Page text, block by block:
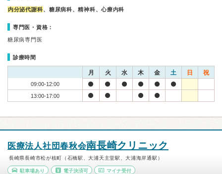
内分泌代謝科、糖尿病科、精神科、心療内科
専門医・資格：
糖尿病専門医
診療時間
月 火 水 木 金 土 日 祝
09:00-12:00
13:00-17:00
医療法人社団春秋会南長崎クリニック
長崎県長崎市松が枝町（石橋駅、大浦天主堂駅、大浦海岸通駅）
駐車場あり 電子決済可 マイナ受付